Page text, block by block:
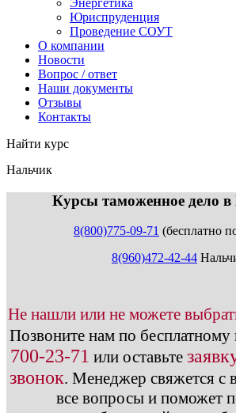
Энергетика
Юриспруденция
Проведение СОУТ
О компании
Новости
Вопрос / ответ
Наши документы
Отзывы
Контакты
Найти курс
Нальчик
Курсы таможенное дело
8(800)775-09-71 (бесплатно
8(960)472-42-44
Не нашли или не можете
Позвоните нам по
700-23-71 или оставьте
звонок. Менеджер свяжется с
все вопросы и поможет